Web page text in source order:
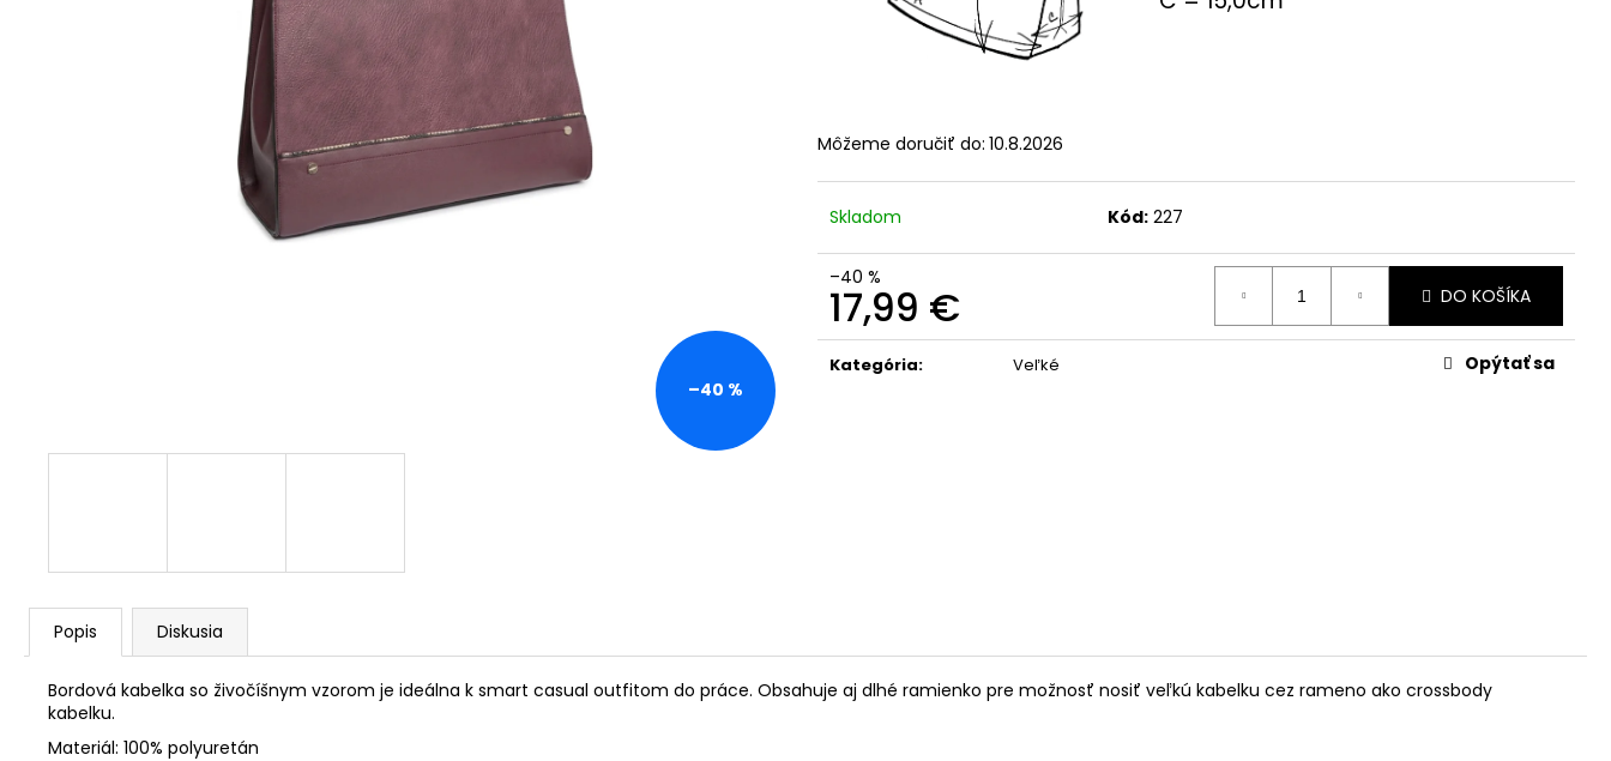
Môžeme doručiť do: 10.8.2026
Skladom Kód: 227
–40 %
17,99 €
Jednotková
cena:
DO KOŠÍKA
Kategória: Veľké
Opýtať sa
–40 %
Popis Diskusia
Bordová kabelka so živočíšnym vzorom je ideálna k smart casual outfitom do práce. Obsahuje aj dlhé ramienko pre možnosť nosiť veľkú kabelku cez rameno ako crossbody
kabelku.
Materiál: 100% polyuretán